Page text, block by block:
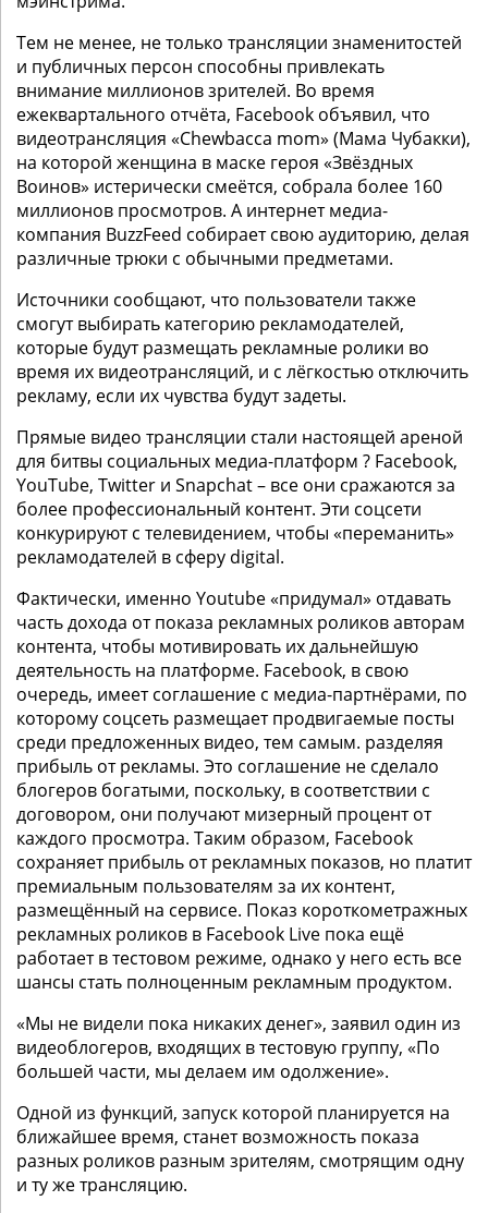
Тем не менее, не только трансляции знаменитостей
и публичных персон способны привлекать
внимание миллионов зрителей. Во время
ежеквартального отчёта, Facebook объявил, что
видеотрансляция «Chewbacca mom» (Мама Чубакки),
на которой женщина в маске героя «Звёздных
Воинов» истерически смеётся, собрала более 160
миллионов просмотров. А интернет медиа-
компания BuzzFeed собирает свою аудиторию, делая
различные трюки с обычными предметами.
Источники сообщают, что пользователи также
смогут выбирать категорию рекламодателей,
которые будут размещать рекламные ролики во
время их видеотрансляций, и с лёгкостью отключить
рекламу, если их чувства будут задеты.
Прямые видео трансляции стали настоящей ареной
для битвы социальных медиа-платформ ? Facebook,
YouTube, Twitter и Snapchat – все они сражаются за
более профессиональный контент. Эти соцсети
конкурируют с телевидением, чтобы «переманить»
рекламодателей в сферу digital.
Фактически, именно Youtube «придумал» отдавать
часть дохода от показа рекламных роликов авторам
контента, чтобы мотивировать их дальнейшую
деятельность на платформе. Facebook, в свою
очередь, имеет соглашение с медиа-партнёрами, по
которому соцсеть размещает продвигаемые посты
среди предложенных видео, тем самым. разделяя
прибыль от рекламы. Это соглашение не сделало
блогеров богатыми, поскольку, в соответствии с
договором, они получают мизерный процент от
каждого просмотра. Таким образом, Facebook
сохраняет прибыль от рекламных показов, но платит
премиальным пользователям за их контент,
размещённый на сервисе. Показ короткометражных
рекламных роликов в Facebook Live пока ещё
работает в тестовом режиме, однако у него есть все
шансы стать полноценным рекламным продуктом.
«Мы не видели пока никаких денег», заявил один из
видеоблогеров, входящих в тестовую группу, «По
большей части, мы делаем им одолжение».
Одной из функций, запуск которой планируется на
ближайшее время, станет возможность показа
разных роликов разным зрителям, смотрящим одну
и ту же трансляцию.